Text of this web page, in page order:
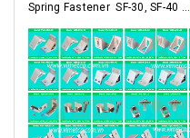
Spring Fastener SF-30, SF-40 ...